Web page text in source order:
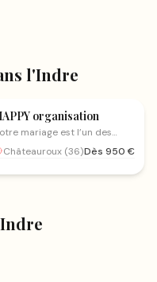
l'Indre
Organisation mariage
organisation
mariage est l’un des
les plus précieux de
vie. Mon rôle est de vous
Châteauroux (36)Dès 950€